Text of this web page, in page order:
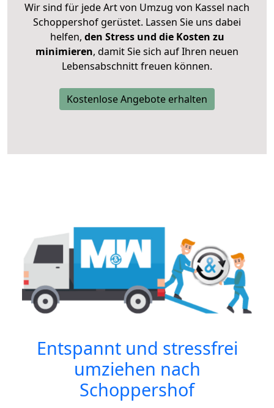
Wir sind für jede Art von Umzug von Kassel nach
Schoppershof gerüstet. Lassen Sie uns dabei
helfen, den Stress und die Kosten zu
minimieren, damit Sie sich auf Ihren neuen
Lebensabschnitt freuen können.
Kostenlose Angebote erhalten
Entspannt und stressfrei
umziehen nach
Schoppershof